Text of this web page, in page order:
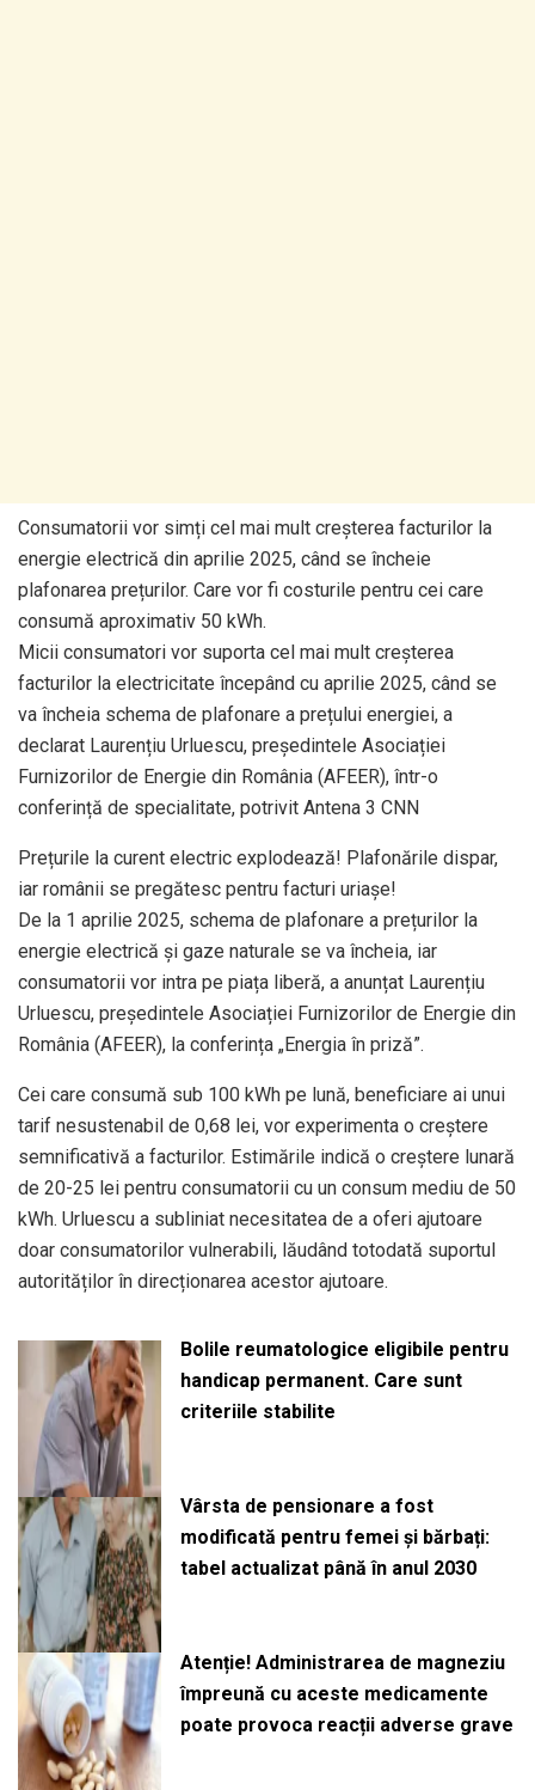
Consumatorii vor simți cel mai mult creșterea facturilor la
energie electrică din aprilie 2025, când se încheie
plafonarea prețurilor. Care vor fi costurile pentru cei care
consumă aproximativ 50 kWh.
Micii consumatori vor suporta cel mai mult creșterea
facturilor la electricitate începând cu aprilie 2025, când se
va încheia schema de plafonare a prețului energiei, a
declarat Laurențiu Urluescu, președintele Asociației
Furnizorilor de Energie din România (AFEER), într-o
conferință de specialitate, potrivit Antena 3 CNN
Prețurile la curent electric explodează! Plafonările dispar,
iar românii se pregătesc pentru facturi uriașe!
De la 1 aprilie 2025, schema de plafonare a prețurilor la
energie electrică și gaze naturale se va încheia, iar
consumatorii vor intra pe piața liberă, a anunțat Laurențiu
Urluescu, președintele Asociației Furnizorilor de Energie din
România (AFEER), la conferința „Energia în priză”.
Cei care consumă sub 100 kWh pe lună, beneficiare ai unui
tarif nesustenabil de 0,68 lei, vor experimenta o creștere
semnificativă a facturilor. Estimările indică o creștere lunară
de 20-25 lei pentru consumatorii cu un consum mediu de 50
kWh. Urluescu a subliniat necesitatea de a oferi ajutoare
doar consumatorilor vulnerabili, lăudând totodată suportul
autorităților în direcționarea acestor ajutoare.
Bolile reumatologice eligibile pentru
handicap permanent. Care sunt
criteriile stabilite
Vârsta de pensionare a fost
modificată pentru femei și bărbați:
tabel actualizat până în anul 2030
Atenție! Administrarea de magneziu
împreună cu aceste medicamente
poate provoca reacții adverse grave